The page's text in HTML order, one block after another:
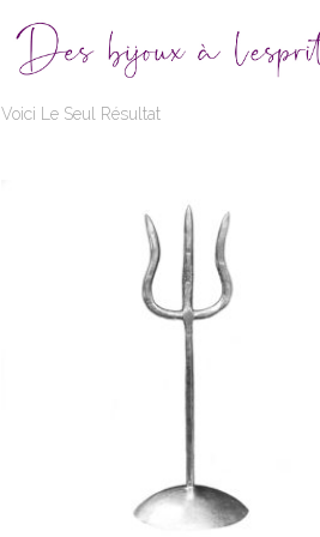
Voici Le Seul Résultat
TRISHUL
–